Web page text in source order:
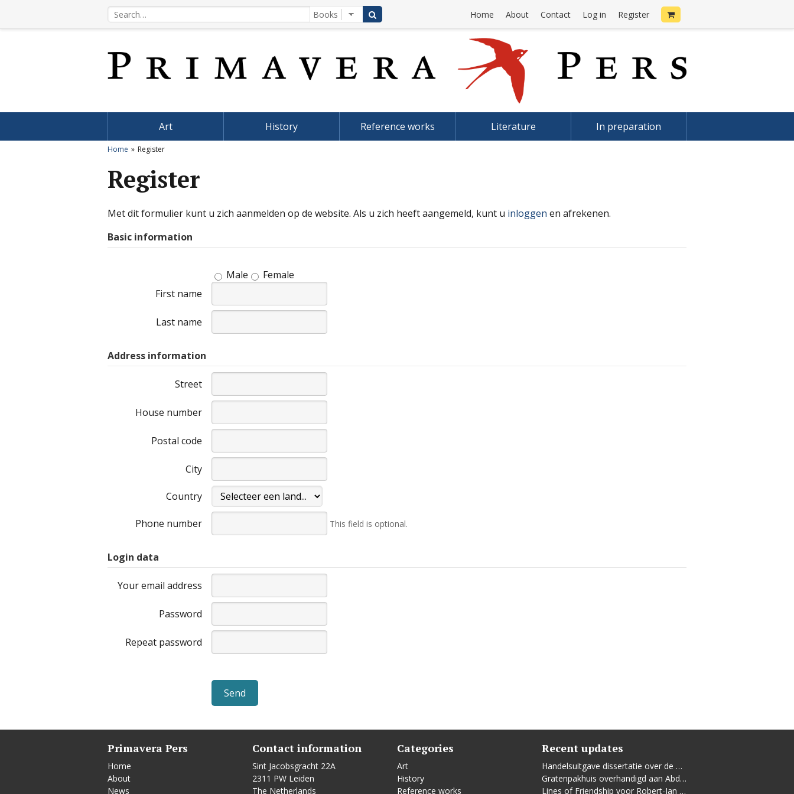
Home About Contact Log in Register
Art History Reference works Literature In preparation
Home Register
Register
Met dit formulier kunt u zich aanmelden op de website. Als u zich heeft aangemeld, kunt u inloggen en afrekenen.
Basic information
Male
Female
First name
Last name
Address information
Street
House number
Postal code
City
Country
Phone number This field is optional.
Login data
Your email address
Password
Repeat password
Primavera Pers
Home
About
News
Contact information
Sint Jacobsgracht 22A
2311 PW Leiden
The Netherlands
Categories
Art
History
Reference works
Recent updates
Handelsuitgave dissertatie over de Leidse vrouwenbeweging
Gratenpakhuis overhandigd aan Abdelhaq Jermoumi
Lines of Friendship voor Robert-Jan te Rijdt